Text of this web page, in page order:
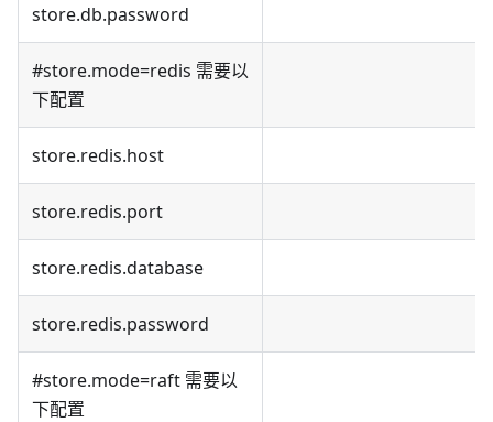
store.db.password
#store.mode=redis 需要以
下配置
store.redis.host
store.redis.port
store.redis.database
store.redis.password
#store.mode=raft 需要以
下配置